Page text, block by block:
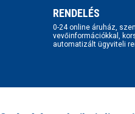
RENDELÉS
0-24 online áruház,
vevőinformációkkal,
automatizált ügyviteli